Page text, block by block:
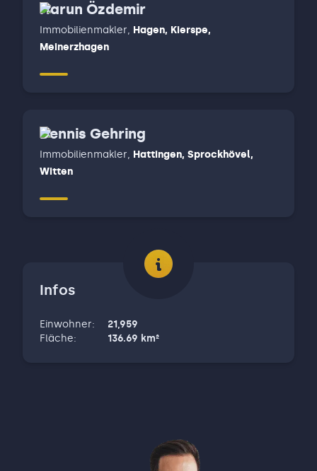
Harun Özdemir
Immobilienmakler, Hagen, Kierspe,
Meinerzhagen
Dennis Gehring
Immobilienmakler, Hattingen, Sprockhövel,
Witten
Infos
Einwohner:
21,959
Fläche: 136.69 km²